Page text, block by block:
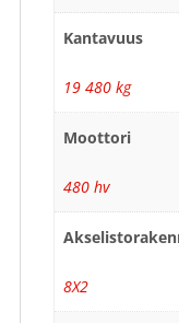
Kantavuus
19 480 kg
Moottori
480 hv
8X2